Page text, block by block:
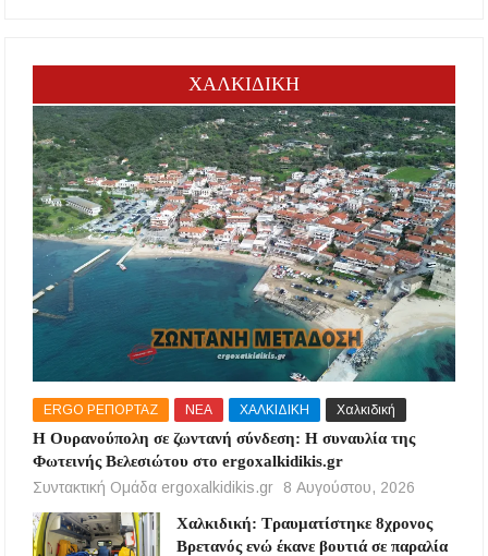
ΧΑΛΚΙΔΙΚΗ
ERGO ΡΕΠΟΡΤΑΖ ΝΕΑ ΧΑΛΚΙΔΙΚΗ Χαλκιδική
Η Ουρανούπολη σε ζωντανή σύνδεση: Η συναυλία της
Φωτεινής Βελεσιώτου στο ergoxalkidikis.gr
Συντακτική Ομάδα ergoxalkidikis.gr
8 Αυγούστου, 2026
Χαλκιδική: Τραυματίστηκε 8χρονος
Βρετανός ενώ έκανε βουτιά σε παραλία